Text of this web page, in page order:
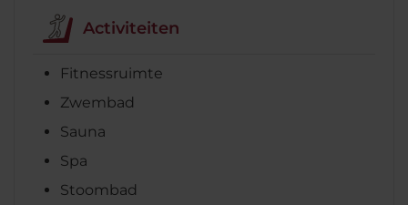
Activiteiten
Fitnessruimte
Zwembad
Sauna
Spa
Stoombad